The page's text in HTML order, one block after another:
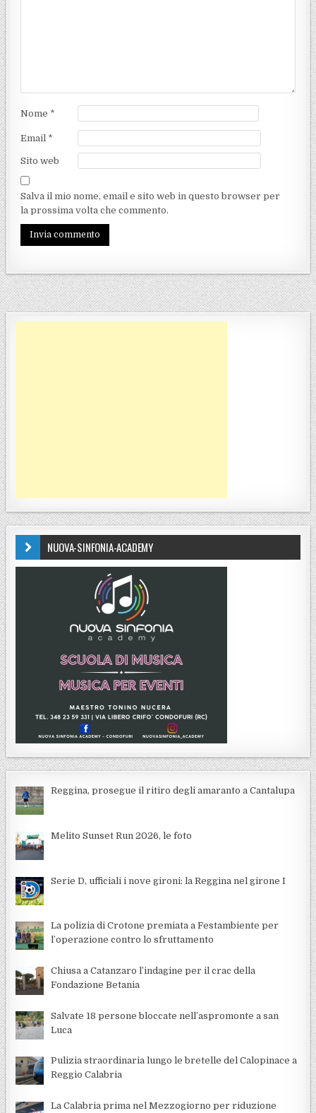
Nome *
Email *
Sito web
Salva il mio nome, email e sito web in questo browser per
la prossima volta che commento.
NUOVA-SINFONIA-ACADEMY
Reggina, prosegue il ritiro degli amaranto a Cantalupa
Melito Sunset Run 2026, le foto
Serie D, ufficiali i nove gironi: la Reggina nel girone I
La polizia di Crotone premiata a Festambiente per
l’operazione contro lo sfruttamento
Chiusa a Catanzaro l’indagine per il crac della
Fondazione Betania
Salvate 18 persone bloccate nell’aspromonte a san
Luca
Pulizia straordinaria lungo le bretelle del Calopinace a
Reggio Calabria
La Calabria prima nel Mezzogiorno per riduzione